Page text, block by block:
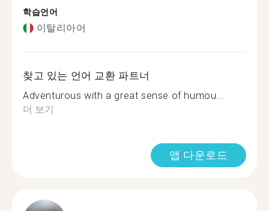
학습언어
이탈리아어
찾고 있는 언어 교환 파트너
Adventurous with a great sense of humou...
더 보기
앱 다운로드